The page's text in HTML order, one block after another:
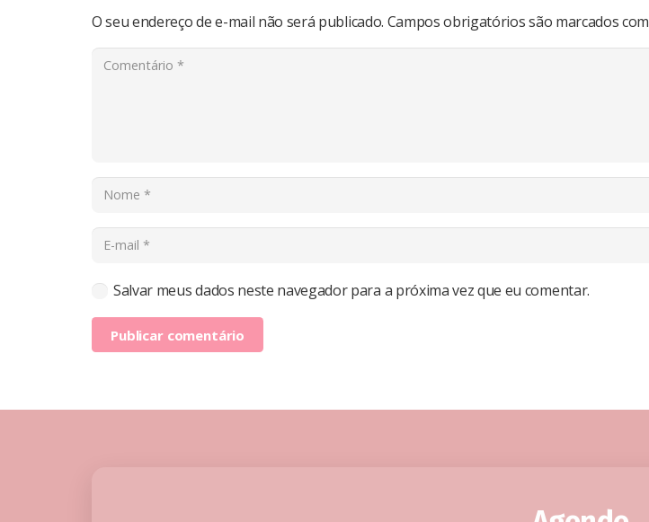
O seu endereço de e-mail não será publicado. Campos obrigatórios são marcados com
Salvar meus dados neste navegador para a próxima vez que eu comentar.
Publicar comentário